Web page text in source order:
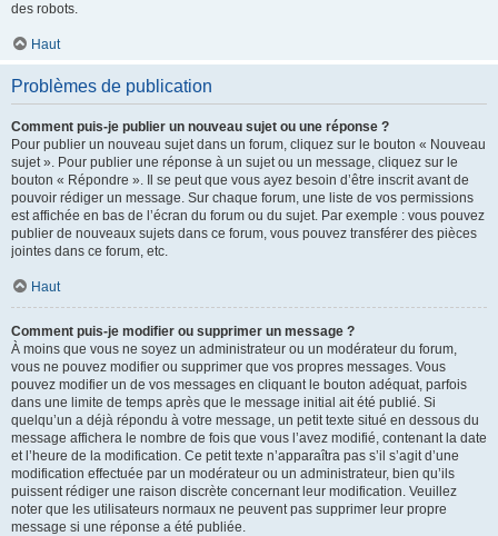
des robots.
Haut
Problèmes de publication
Comment puis-je publier un nouveau sujet ou une réponse ?
Pour publier un nouveau sujet dans un forum, cliquez sur le bouton « Nouveau
sujet ». Pour publier une réponse à un sujet ou un message, cliquez sur le
bouton « Répondre ». Il se peut que vous ayez besoin d’être inscrit avant de
pouvoir rédiger un message. Sur chaque forum, une liste de vos permissions
est affichée en bas de l’écran du forum ou du sujet. Par exemple : vous pouvez
publier de nouveaux sujets dans ce forum, vous pouvez transférer des pièces
jointes dans ce forum, etc.
Haut
Comment puis-je modifier ou supprimer un message ?
À moins que vous ne soyez un administrateur ou un modérateur du forum,
vous ne pouvez modifier ou supprimer que vos propres messages. Vous
pouvez modifier un de vos messages en cliquant le bouton adéquat, parfois
dans une limite de temps après que le message initial ait été publié. Si
quelqu’un a déjà répondu à votre message, un petit texte situé en dessous du
message affichera le nombre de fois que vous l’avez modifié, contenant la date
et l’heure de la modification. Ce petit texte n’apparaîtra pas s’il s’agit d’une
modification effectuée par un modérateur ou un administrateur, bien qu’ils
puissent rédiger une raison discrète concernant leur modification. Veuillez
noter que les utilisateurs normaux ne peuvent pas supprimer leur propre
message si une réponse a été publiée.